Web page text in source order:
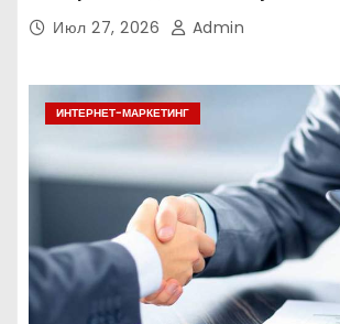
Июл 27, 2026 Admin
ИНТЕРНЕТ-МАРКЕТИНГ